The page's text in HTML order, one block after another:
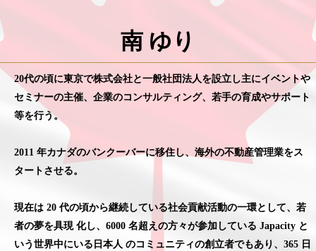
南 ゆり
20代の頃に東京で株式会社と一般社団法人を設立し主にイベントや
セミナーの主催、企業のコンサルティング、若手の育成やサポート
等を行う。
2011 年カナダのバンクーバーに移住し、海外の不動産管理業をス
タートさせる。
現在は 20 代の頃から継続している社会貢献活動の一環として、若
者の夢を具現 化し、6000 名超えの方々が参加している Japacity と
いう世界中にいる日本人 のコミュニティの創立者でもあり、365 日